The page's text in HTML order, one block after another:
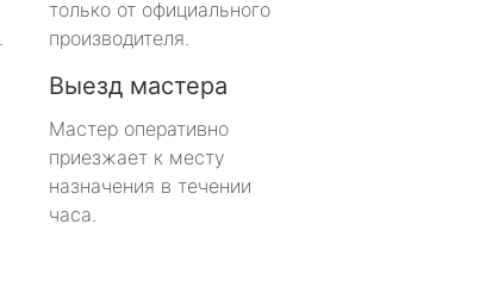
только от официального
производителя.
Выезд мастера
Мастер оперативно
приезжает к месту
назначения в течении
часа.